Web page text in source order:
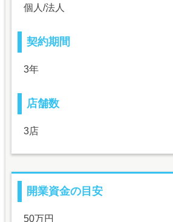
個人/法人
契約期間
3年
店舗数
3店
開業資金の目安
50万円